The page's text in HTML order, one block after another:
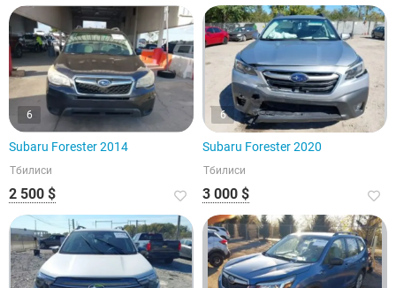
6
Subaru Forester 2014
Тбилиси
2 500 $
6
Subaru Forester 2020
Тбилиси
3 000 $